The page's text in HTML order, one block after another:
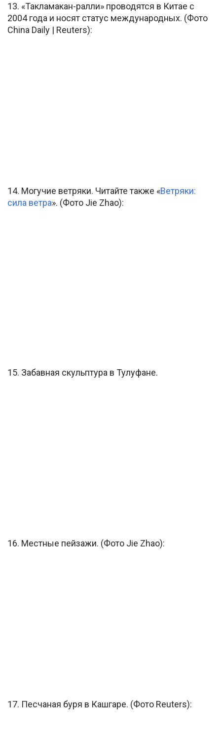
13. «Такламакан-ралли» проводятся в Китае с
2004 года и носят статус международных. (Фото
China Daily | Reuters):
14. Могучие ветряки. Читайте также «Ветряки:
сила ветра». (Фото Jie Zhao):
15. Забавная скульптура в Тулуфане.
16. Местные пейзажи. (Фото Jie Zhao):
17. Песчаная буря в Кашгаре. (Фото Reuters):